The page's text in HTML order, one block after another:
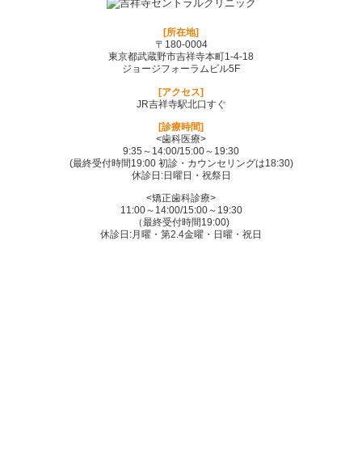
[所在地]
〒180-0004
東京都武蔵野市吉祥寺本町1-4-18
ジョージフォーラムビル5F
[アクセス]
JR吉祥寺駅北口すぐ
[診療時間]
<歯科医療>
9:35～14:00/15:00～19:30
(最終受付時間19:00 初診・カウンセリングは18:30)
休診日:日曜日・祝祭日
<矯正歯科診療>
11:00～14:00/15:00～19:30
（最終受付時間19:00)
休診日:月曜・第2.4金曜・日曜・祝日